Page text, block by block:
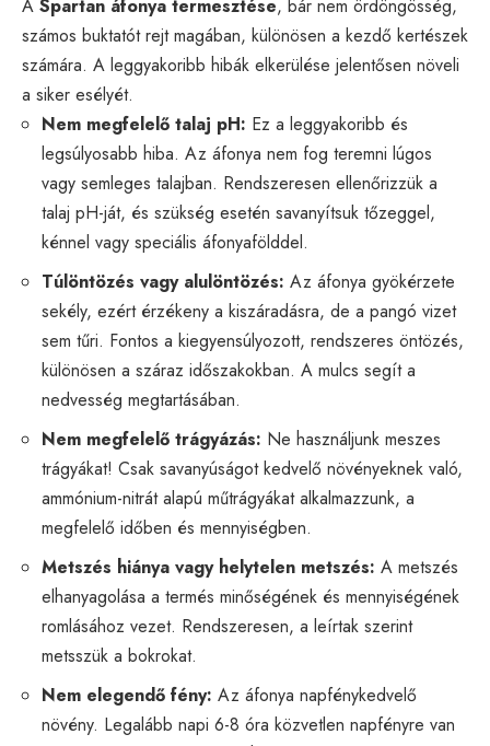
A Spartan áfonya termesztése, bár nem ördöngösség,
számos buktatót rejt magában, különösen a kezdő kertészek
számára. A leggyakoribb hibák elkerülése jelentősen növeli
a siker esélyét.
Nem megfelelő talaj pH: Ez a leggyakoribb és
legsúlyosabb hiba. Az áfonya nem fog teremni lúgos
vagy semleges talajban. Rendszeresen ellenőrizzük a
talaj pH-ját, és szükség esetén savanyítsuk tőzeggel,
kénnel vagy speciális áfonyafölddel.
Túlöntözés vagy alulöntözés: Az áfonya gyökérzete
sekély, ezért érzékeny a kiszáradásra, de a pangó vizet
sem tűri. Fontos a kiegyensúlyozott, rendszeres öntözés,
különösen a száraz időszakokban. A mulcs segít a
nedvesség megtartásában.
Nem megfelelő trágyázás: Ne használjunk meszes
trágyákat! Csak savanyúságot kedvelő növényeknek való,
ammónium-nitrát alapú műtrágyákat alkalmazzunk, a
megfelelő időben és mennyiségben.
Metszés hiánya vagy helytelen metszés: A metszés
elhanyagolása a termés minőségének és mennyiségének
romlásához vezet. Rendszeresen, a leírtak szerint
metsszük a bokrokat.
Nem elegendő fény: Az áfonya napfénykedvelő
növény. Legalább napi 6-8 óra közvetlen napfényre van